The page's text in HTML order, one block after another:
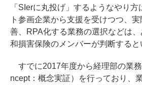
「SIerに丸投げ」するようなやり
ト参画企業から支援を受けつつ、
善、RPA化する業務の選択などは
和損害保険のメンバーが判断すると
すでに2017年度から経理部の業
ncept：概念実証）を行っており、